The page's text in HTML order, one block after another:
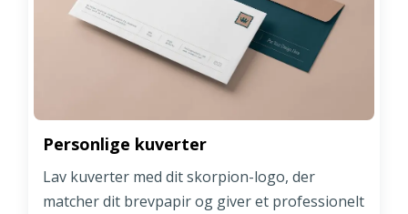
Personlige kuverter
Lav kuverter med dit skorpion-logo, der
matcher dit brevpapir og giver et professionelt